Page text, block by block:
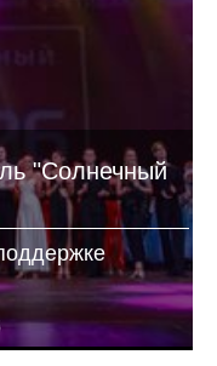
"Солнечный